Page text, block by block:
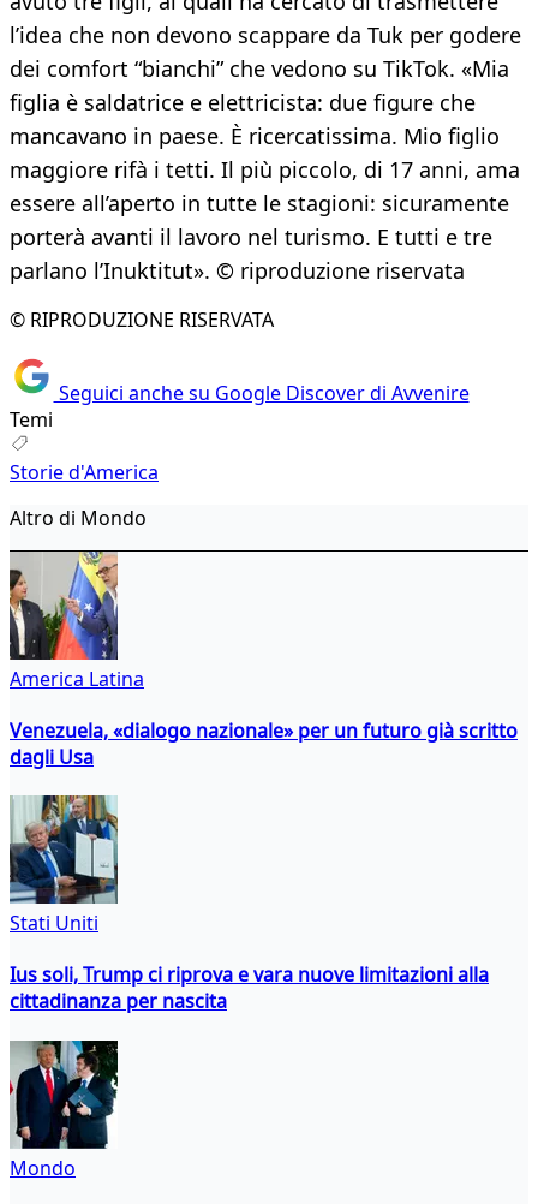
l’idea che non devono scappare da Tuk per godere
dei comfort “bianchi” che vedono su TikTok. «Mia
figlia è saldatrice e elettricista: due figure che
mancavano in paese. È ricercatissima. Mio figlio
maggiore rifà i tetti. Il più piccolo, di 17 anni, ama
essere all’aperto in tutte le stagioni: sicuramente
porterà avanti il lavoro nel turismo. E tutti e tre
parlano l’Inuktitut». © riproduzione riservata
© RIPRODUZIONE RISERVATA
Seguici anche su Google Discover di Avvenire
Temi
Storie d'America
Altro di Mondo
America Latina
Venezuela, «dialogo nazionale» per un futuro già scritto
dagli Usa
Stati Uniti
Ius soli, Trump ci riprova e vara nuove limitazioni alla
cittadinanza per nascita
Mondo